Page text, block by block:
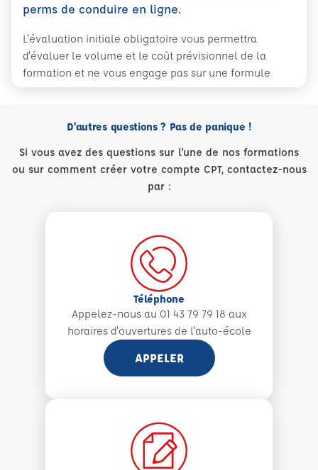
perms de conduire en ligne.
L'évaluation initiale obligatoire vous permettra
d'évaluer le volume et le coût prévisionnel de la
formation et ne vous engage pas sur une formule
D'autres questions ? Pas de panique !
Si vous avez des questions sur l'une de nos formations
ou sur comment créer votre compte CPT, contactez-nous
par :
Téléphone
Appelez-nous au 01 43 79 79 18 aux
horaires d'ouvertures de l'auto-école
APPELER